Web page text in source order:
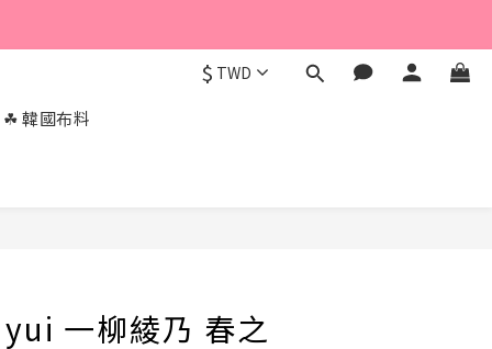
$ TWD
☘︎ 韓國布料
一柳綾乃 春之